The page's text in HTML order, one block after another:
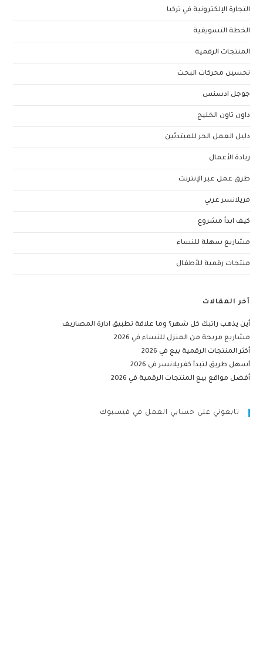
التجارة الإلكترونية في تركيا
الخطة التسويقية
المنتجات الرقمية
تحسين محركات البحث
جوجل ادسنس
داون تاون الخليج
دليل العمل الحر للمبتدئين
ريادة الأعمال
طرق عمل عبر الإنترنت
فريلانسر عربي
كيف ابدأ مشروع
مشاريع سهلة للنساء
منتجات رقمية للأطفال
آخر المقالات
أين يذهب راتبك كل شهر؟ وما علاقة تطبيق ادارة المصاريف
مشاريع مربحة من المنزل للنساء في 2026
أكثر المنتجات الرقمية بيع في 2026
أسهل طريق لتبدأ كفريلانسر في 2026
أفضل مواقع بيع المنتجات الرقمية في 2026
تابعوني على حسابي العمل في فيسبوك